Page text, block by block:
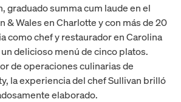
graduado summa cum laude en el
& Wales en Charlotte y con más de 20
como chef y restaurador en Carolina
delicioso menú de cinco platos.
de operaciones culinarias de
la experiencia del chef Sullivan brilló
elaborado.